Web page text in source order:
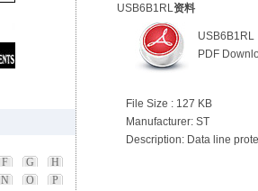
F G
H
N O
P
USB6B1RL 资料
USB6B1RL
PDF
File Size : 127 KB
Manufacturer: ST
Description: Data line